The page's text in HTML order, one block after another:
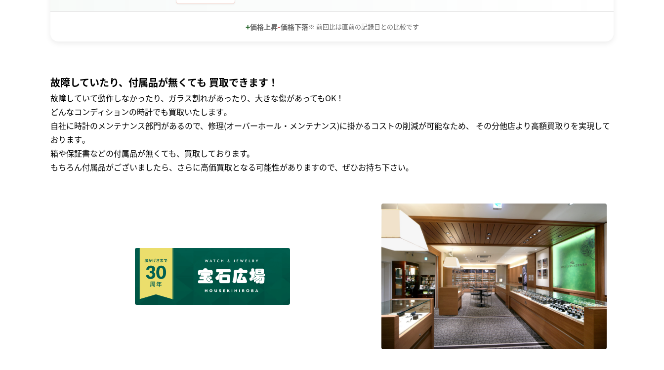
+価格上昇-価格下落※ 前回比は直前の記録日との比較です
故障していたり、付属品が無くても 買取できます！
故障していて動作しなかったり、ガラス割れがあったり、大きな傷があってもOK！
どんなコンディションの時計でも買取いたします｡
自社に時計のメンテナンス部門があるので、修理(オーバーホール・メンテナンス)に掛かるコストの削減が可能なため、 その分他店より高額買取りを実現して
おります｡
箱や保証書などの付属品が無くても、買取しております。
もちろん付属品がございましたら、さらに高価買取となる可能性がありますので、ぜひお持ち下さい｡